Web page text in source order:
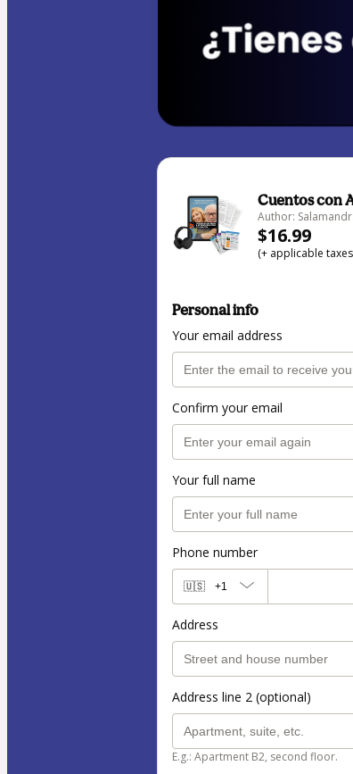
Cuentos con
Author:
$16.99
(+ applicable
Personal info
Your email address
Confirm your email
Your full name
Phone number
🇺🇸 +1
Address
Address line 2 (optional)
E.g.: Apartment B2, second floor.